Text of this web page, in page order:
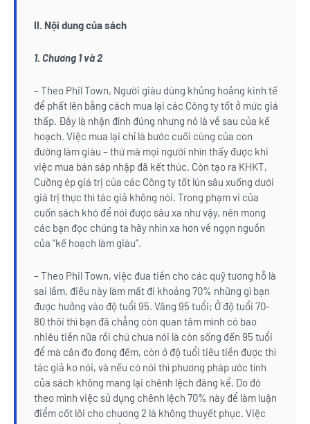
II. Nội dung của sách
1. Chương 1 và 2
– Theo Phil Town, Người giàu dùng khủng hoảng kinh tế
để phất lên bằng cách mua lại các Công ty tốt ở mức giá
thấp. Đây là nhận đính đúng nhưng nó là về sau của kế
hoạch. Việc mua lại chỉ là bước cuối cùng của con
đường làm giàu – thứ mà mọi người nhìn thấy được khi
việc mua bán sáp nhập đã kết thúc. Còn tạo ra KHKT,
Cưỡng ép giá trị của các Công ty tốt lún sâu xuống dưới
giá trị thực thì tác giả không nói. Trong phạm vi của
cuốn sách khó để nói được sâu xa như vậy, nên mong
các bạn đọc chúng ta hãy nhìn xa hơn về ngọn nguồn
của “kế hoạch làm giàu”.
– Theo Phil Town, việc đưa tiền cho các quỹ tương hỗ là
sai lầm, điều này làm mất đi khoảng 70% những gì bạn
được hưởng vào độ tuổi 95. Vâng 95 tuổi; Ở độ tuổi 70-
80 thôi thì bạn đã chẳng còn quan tâm mình có bao
nhiêu tiền nữa rồi chứ chưa nói là còn sống đến 95 tuổi
để mà cân đo đong đếm, còn ở độ tuổi tiêu tiền được thì
tác giả ko nói, và nếu có nói thì phương pháp ước tính
của sách không mang lại chênh lệch đáng kể. Do đó
theo mình việc sử dụng chênh lệch 70% này để làm luận
điểm cốt lõi cho chương 2 là không thuyết phục. Việc